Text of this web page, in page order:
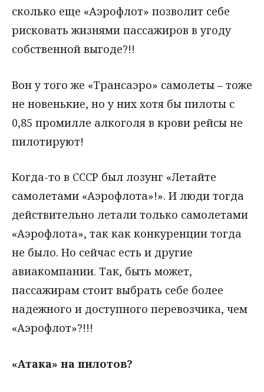
сколько еще «Аэрофлот» позволит себе
рисковать жизнями пассажиров в угоду
собственной выгоде?!!
Вон у того же «Трансаэро» самолеты – тоже
не новенькие, но у них хотя бы пилоты с
0,85 промилле алкоголя в крови рейсы не
пилотируют!
Когда-то в СССР был лозунг «Летайте
самолетами «Аэрофлота»!». И люди тогда
действительно летали только самолетами
«Аэрофлота», так как конкуренции тогда
не было. Но сейчас есть и другие
авиакомпании. Так, быть может,
пассажирам стоит выбрать себе более
надежного и доступного перевозчика, чем
«Аэрофлот»?!!!
«Атака» на пилотов?